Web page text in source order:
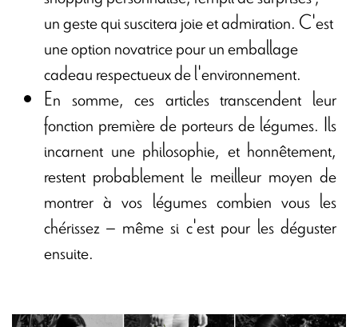
un geste qui suscitera joie et admiration. C'est
une option novatrice pour un emballage
cadeau respectueux de l'environnement.
En somme, ces articles transcendent leur
fonction première de porteurs de légumes. Ils
incarnent une philosophie, et honnêtement,
restent probablement le meilleur moyen de
montrer à vos légumes combien vous les
chérissez – même si c'est pour les déguster
ensuite.